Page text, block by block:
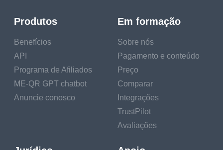
Produtos
Benefícios
API
Programa de Afiliados
ME-QR GPT chatbot
Anuncie conosco
Em formação
Sobre nós
Pagamento e conteúdo
Preço
Comparar
Integrações
TrustPilot
Avaliações